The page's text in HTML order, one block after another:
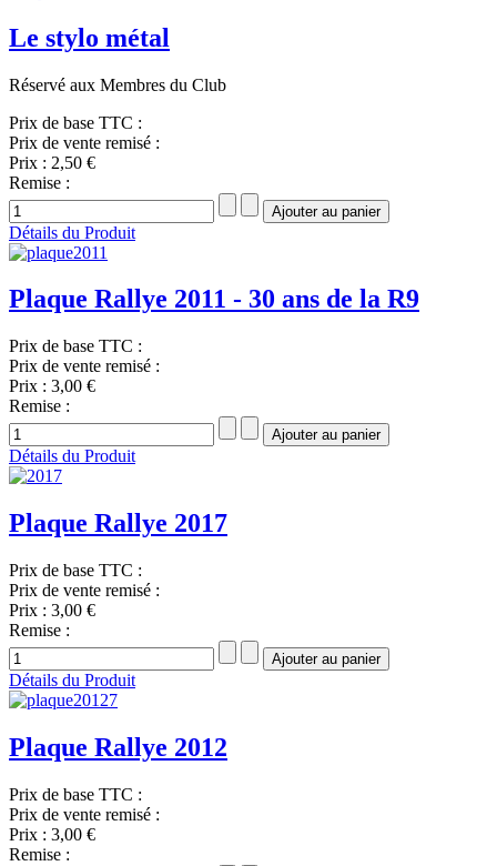
Le stylo métal
Réservé aux Membres du Club
Prix de base TTC :
Prix de vente remisé :
Prix : 2,50 €
Remise :
Détails du Produit
Plaque Rallye 2011 - 30 ans de la R9
Prix de base TTC :
Prix de vente remisé :
Prix : 3,00 €
Remise :
Détails du Produit
Plaque Rallye 2017
Prix de base TTC :
Prix de vente remisé :
Prix : 3,00 €
Remise :
Détails du Produit
Plaque Rallye 2012
Prix de base TTC :
Prix de vente remisé :
Prix : 3,00 €
Remise :